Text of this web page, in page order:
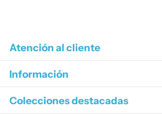
Atención al cliente
Información
Colecciones destacadas